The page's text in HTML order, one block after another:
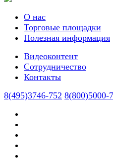
О нас
Торговые площадки
Полезная информация
Видеоконтент
Сотрудничество
Контакты
8(495)3746-752 8(800)5000-